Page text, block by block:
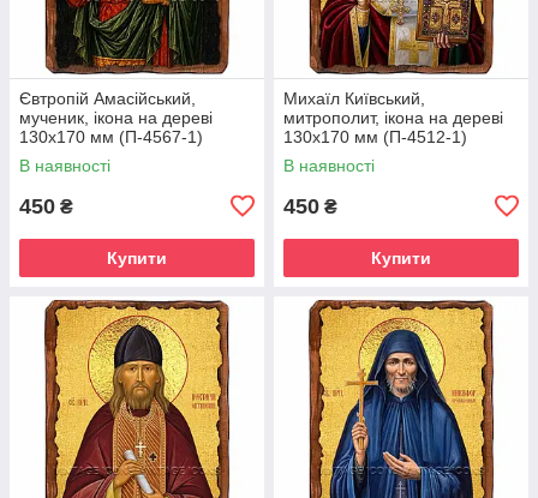
Євтропій Амасійський,
мученик, ікона на дереві
130х170 мм (П-4567-1)
В наявності
450 ₴
Купити
Михаїл Київський,
митрополит, ікона на дереві
130х170 мм (П-4512-1)
В наявності
450 ₴
Купити